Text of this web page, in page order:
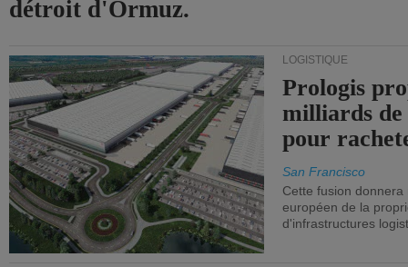
détroit d'Ormuz.
LOGISTIQUE
Prologis
milliards
pour
San Francisco
Cette fusion
européen de la
d'infrastructures